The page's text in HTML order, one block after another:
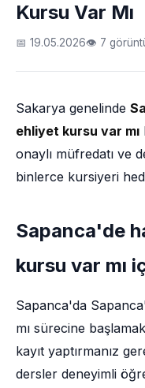
Kursu Var Mı
📅 19.05.2026👁 7
Sakarya genelinde
ehliyet kursu var mı
onaylı müfredatı ve
binlerce kursiyeri
Sapanca'de
kursu var mı
Sapanca'da
mı sürecine
kayıt yaptırmanız
dersler deneyimli